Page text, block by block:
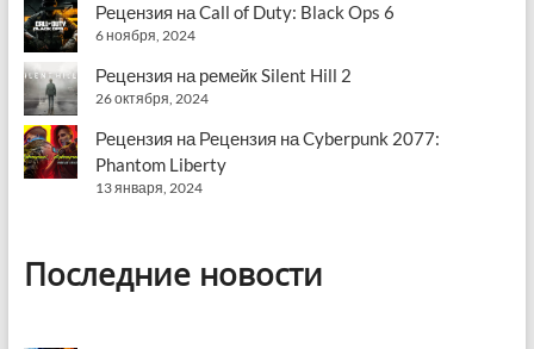
Рецензия на Call of Duty: Black Ops 6
6 ноября, 2024
Рецензия на ремейк Silent Hill 2
26 октября, 2024
Рецензия на Рецензия на Cyberpunk 2077:
Phantom Liberty
13 января, 2024
Последние новости